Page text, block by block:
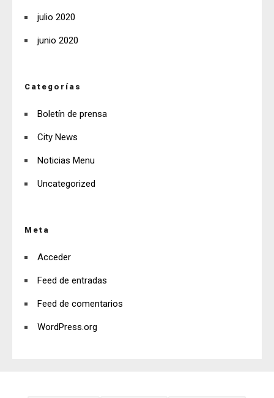
julio 2020
junio 2020
Categorías
Boletín de prensa
City News
Noticias Menu
Uncategorized
Meta
Acceder
Feed de entradas
Feed de comentarios
WordPress.org